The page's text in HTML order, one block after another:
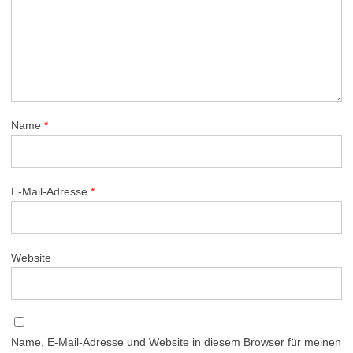
Name *
E-Mail-Adresse *
Website
Name, E-Mail-Adresse und Website in diesem Browser für meinen